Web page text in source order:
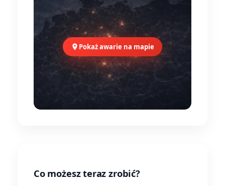
Pokaż awarie na mapie
Co możesz teraz zrobić?